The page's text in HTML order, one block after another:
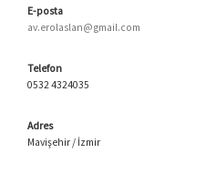
E-posta
av.erolaslan@gmail.com
Telefon
0532 4324035
Adres
Mavişehir / İzmir